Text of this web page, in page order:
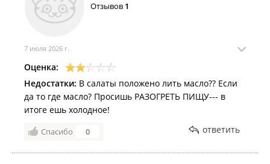
Отзывов 1
7 июля 2026 г.
Оценка:
Недостатки: В салаты положено лить масло?? Если
да то где масло? Просишь РАЗОГРЕТЬ ПИЩУ--- в
итоге ешь холодное!
Спасибо 0 ответить